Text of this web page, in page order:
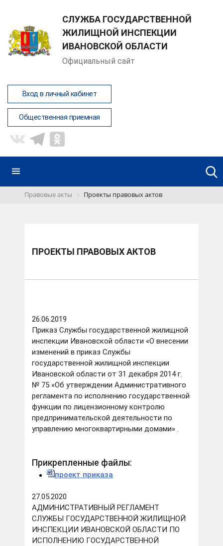
СЛУЖБА ГОСУДАРСТВЕННОЙ
ЖИЛИЩНОЙ ИНСПЕКЦИИ
ИВАНОВСКОЙ ОБЛАСТИ
Официальный сайт
Вход в личный кабинет
Общественная приемная
Правовые акты Проекты правовых актов
ПРОЕКТЫ ПРАВОВЫХ АКТОВ
26.06.2019
Приказ Службы государственной жилищной
инспекции Ивановской области «О внесении
изменений в приказ Службы
государственной жилищной инспекции
Ивановской области от 31 декабря 2014 г.
№ 75 «Об утверждении Административного
регламента по исполнению государственной
функции по лицензионному контролю
предпринимательской деятельности по
управлению многоквартирными домами» .
Прикрепленные файлы:
проект приказа
27.05.2020
АДМИНИСТРАТИВНЫЙ РЕГЛАМЕНТ
СЛУЖБЫ ГОСУДАРСТВЕННОЙ ЖИЛИЩНОЙ
ИНСПЕКЦИИ ИВАНОВСКОЙ ОБЛАСТИ ПО
ИСПОЛНЕНИЮ ГОСУДАРСТВЕННОЙ